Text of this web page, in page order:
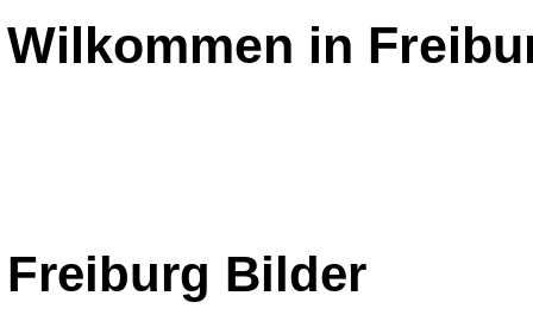
Wilkommen in
Freiburg Bilder